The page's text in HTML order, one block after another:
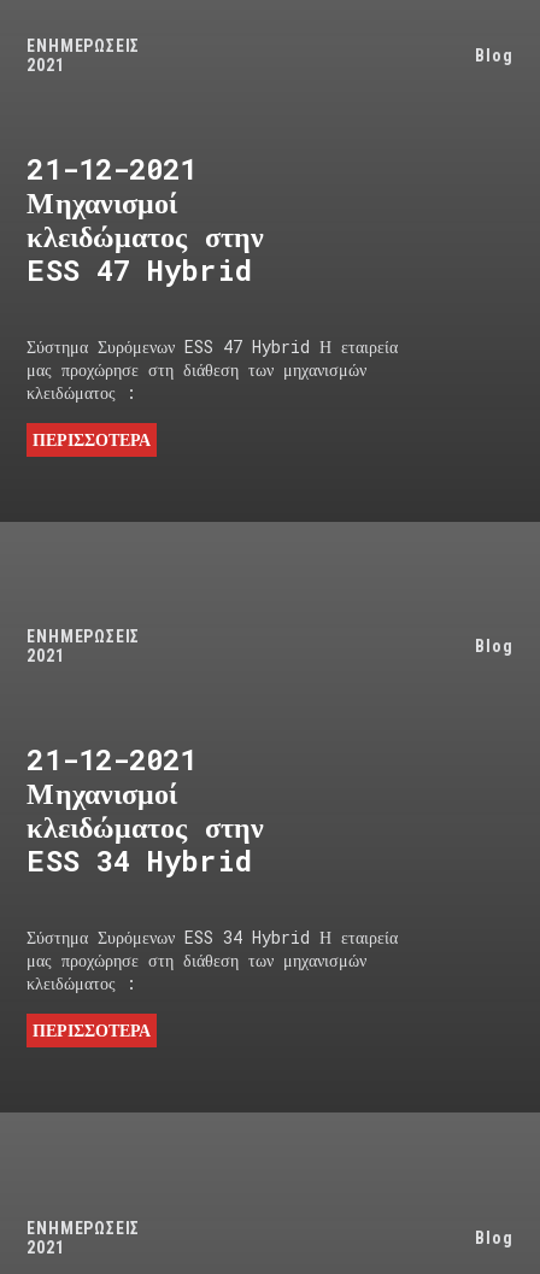
ΕΝΗΜΕΡΩΣΕΙΣ
2021
Blog
21-12-2021
Μηχανισμοί
κλειδώματος στην
ESS 47 Hybrid
Σύστημα Συρόμενων ESS 47 Hybrid Η εταιρεία
μας προχώρησε στη διάθεση των μηχανισμών
κλειδώματος :
ΠΕΡΙΣΣΟΤΕΡΑ
ΕΝΗΜΕΡΩΣΕΙΣ
2021
Blog
21-12-2021
Μηχανισμοί
κλειδώματος στην
ESS 34 Hybrid
Σύστημα Συρόμενων ESS 34 Hybrid Η εταιρεία
μας προχώρησε στη διάθεση των μηχανισμών
κλειδώματος :
ΠΕΡΙΣΣΟΤΕΡΑ
ΕΝΗΜΕΡΩΣΕΙΣ
2021
Blog